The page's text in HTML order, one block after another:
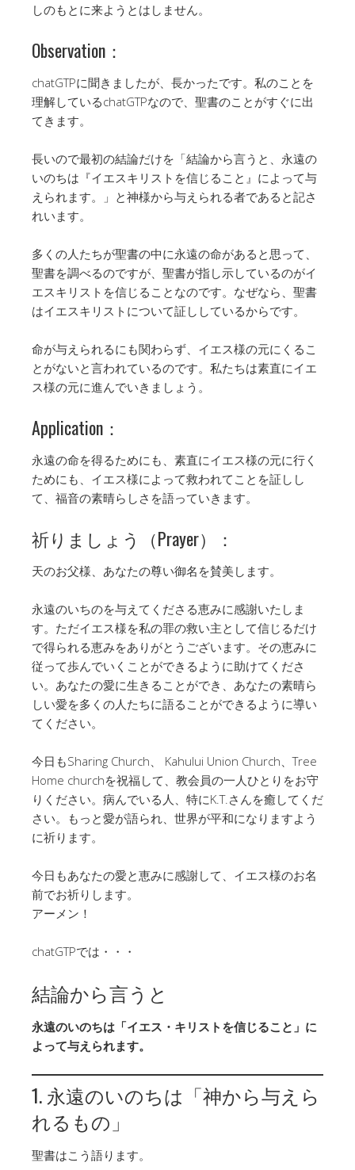
しのもとに来ようとはしません。
Observation：
chatGTPに聞きましたが、長かったです。私のことを
理解しているchatGTPなので、聖書のことがすぐに出
てきます。
長いので最初の結論だけを「結論から言うと、永遠の
いのちは『イエスキリストを信じること』によって与
えられます。」と神様から与えられる者であると記さ
れいます。
多くの人たちが聖書の中に永遠の命があると思って、
聖書を調べるのですが、聖書が指し示しているのがイ
エスキリストを信じることなのです。なぜなら、聖書
はイエスキリストについて証ししているからです。
命が与えられるにも関わらず、イエス様の元にくるこ
とがないと言われているのです。私たちは素直にイエ
ス様の元に進んでいきましょう。
Application：
永遠の命を得るためにも、素直にイエス様の元に行く
ためにも、イエス様によって救われてことを証しし
て、福音の素晴らしさを語っていきます。
祈りましょう（Prayer）：
天のお父様、あなたの尊い御名を賛美します。
永遠のいちのを与えてくださる恵みに感謝いたしま
す。ただイエス様を私の罪の救い主として信じるだけ
で得られる恵みをありがとうございます。その恵みに
従って歩んでいくことができるように助けてくださ
い。あなたの愛に生きることができ、あなたの素晴ら
しい愛を多くの人たちに語ることができるように導い
てください。
今日もSharing Church、 Kahului Union Church、Tree
Home churchを祝福して、教会員の一人ひとりをお守
りください。病んでいる人、特にK.T.さんを癒してくだ
さい。もっと愛が語られ、世界が平和になりますよう
に祈ります。
今日もあなたの愛と恵みに感謝して、イエス様のお名
前でお祈りします。
アーメン！
chatGTPでは・・・
結論から言うと
永遠のいのちは「イエス・キリストを信じること」に
よって与えられます。
1. 永遠のいのちは「神から与えら
れるもの」
聖書はこう語ります。